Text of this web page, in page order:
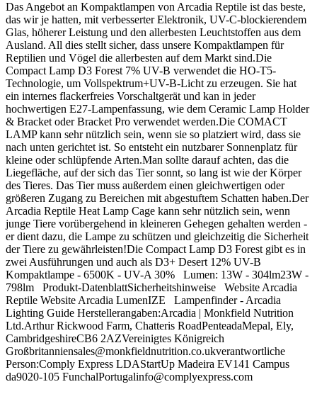
Das Angebot an Kompaktlampen von Arcadia Reptile ist das beste,
das wir je hatten, mit verbesserter Elektronik, UV-C-blockierendem
Glas, höherer Leistung und den allerbesten Leuchtstoffen aus dem
Ausland. All dies stellt sicher, dass unsere Kompaktlampen für
Reptilien und Vögel die allerbesten auf dem Markt sind.Die
Compact Lamp D3 Forest 7% UV-B verwendet die HO-T5-
Technologie, um Vollspektrum+UV-B-Licht zu erzeugen. Sie hat
ein internes flackerfreies Vorschaltgerät und kan in jeder
hochwertigen E27-Lampenfassung, wie dem Ceramic Lamp Holder
& Bracket oder Bracket Pro verwendet werden.Die COMACT
LAMP kann sehr nützlich sein, wenn sie so platziert wird, dass sie
nach unten gerichtet ist. So entsteht ein nutzbarer Sonnenplatz für
kleine oder schlüpfende Arten.Man sollte darauf achten, das die
Liegefläche, auf der sich das Tier sonnt, so lang ist wie der Körper
des Tieres. Das Tier muss außerdem einen gleichwertigen oder
größeren Zugang zu Bereichen mit abgestuftem Schatten haben.Der
Arcadia Reptile Heat Lamp Cage kann sehr nützlich sein, wenn
junge Tiere vorübergehend in kleineren Gehegen gehalten werden -
er dient dazu, die Lampe zu schützen und gleichzeitig die Sicherheit
der Tiere zu gewährleisten!Die Compact Lamp D3 Forest gibt es in
zwei Ausführungen und auch als D3+ Desert 12% UV-B
Kompaktlampe - 6500K - UV-A 30% Lumen: 13W - 304lm23W -
798lm Produkt-DatenblattSicherheitshinweise Website Arcadia
Reptile Website Arcadia LumenIZE Lampenfinder - Arcadia
Lighting Guide Herstellerangaben:Arcadia | Monkfield Nutrition
Ltd.Arthur Rickwood Farm, Chatteris RoadPenteadaMepal, Ely,
CambridgeshireCB6 2AZVereinigtes Königreich
Großbritanniensales@monkfieldnutrition.co.ukverantwortliche
Person:Comply Express LDAStartUp Madeira EV141 Campus
da9020-105 FunchalPortugalinfo@complyexpress.com